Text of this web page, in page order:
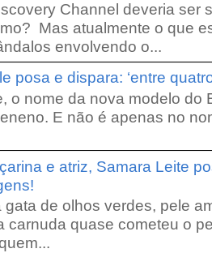
Channel deveria ser
Mas atualmente o que
envolvendo o...
posa e dispara: ‘entre
o nome da nova modelo do
E não é apenas no
e atriz, Samara Leite
gata de olhos verdes, pele
carnuda quase cometeu o